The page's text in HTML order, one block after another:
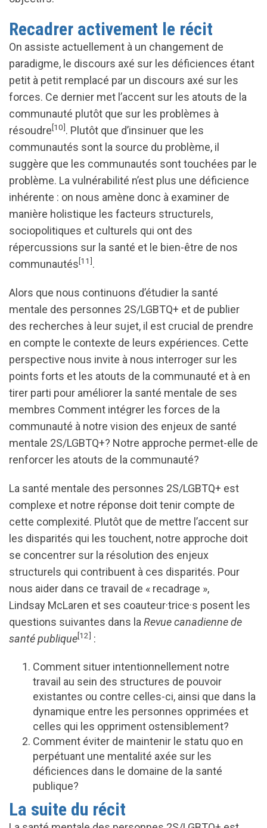
Recadrer activement le récit
On assiste actuellement à un changement de
paradigme, le discours axé sur les déficiences étant
petit à petit remplacé par un discours axé sur les
forces. Ce dernier met l’accent sur les atouts de la
communauté plutôt que sur les problèmes à
résoudre[10]. Plutôt que d’insinuer que les
communautés sont la source du problème, il
suggère que les communautés sont touchées par le
problème. La vulnérabilité n’est plus une déficience
inhérente : on nous amène donc à examiner de
manière holistique les facteurs structurels,
sociopolitiques et culturels qui ont des
répercussions sur la santé et le bien-être de nos
communautés[11].
Alors que nous continuons d’étudier la santé
mentale des personnes 2S/LGBTQ+ et de publier
des recherches à leur sujet, il est crucial de prendre
en compte le contexte de leurs expériences. Cette
perspective nous invite à nous interroger sur les
points forts et les atouts de la communauté et à en
tirer parti pour améliorer la santé mentale de ses
membres Comment intégrer les forces de la
communauté à notre vision des enjeux de santé
mentale 2S/LGBTQ+? Notre approche permet-elle de
renforcer les atouts de la communauté?
La santé mentale des personnes 2S/LGBTQ+ est
complexe et notre réponse doit tenir compte de
cette complexité. Plutôt que de mettre l’accent sur
les disparités qui les touchent, notre approche doit
se concentrer sur la résolution des enjeux
structurels qui contribuent à ces disparités. Pour
nous aider dans ce travail de « recadrage »,
Lindsay McLaren et ses coauteur·trice·s posent les
questions suivantes dans la Revue canadienne de
santé publique[12] :
Comment situer intentionnellement notre
travail au sein des structures de pouvoir
existantes ou contre celles-ci, ainsi que dans la
dynamique entre les personnes opprimées et
celles qui les oppriment ostensiblement?
Comment éviter de maintenir le statu quo en
perpétuant une mentalité axée sur les
déficiences dans le domaine de la santé
publique?
La suite du récit